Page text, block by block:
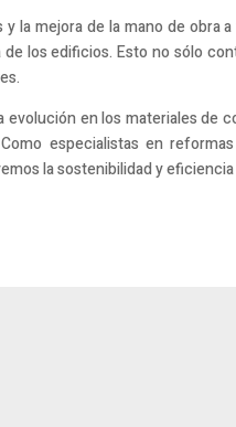
la mejora de la mano de
los edificios. Esto no sólo
en los materiales
especialistas en
la sostenibilidad y